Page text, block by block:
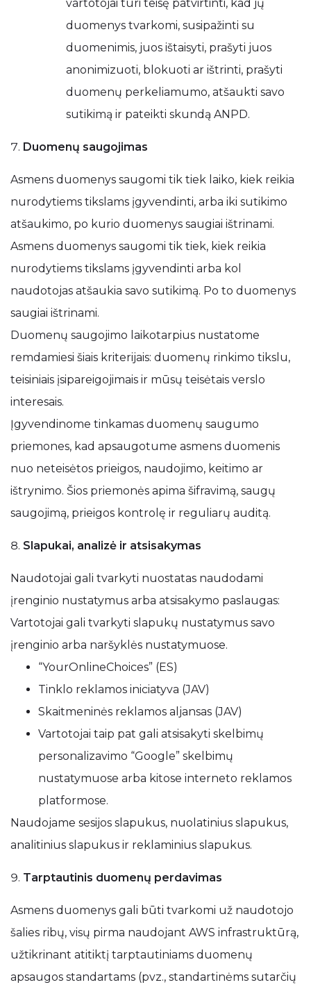
vartotojai turi teisę patvirtinti, kad jų
duomenys tvarkomi, susipažinti su
duomenimis, juos ištaisyti, prašyti juos
anonimizuoti, blokuoti ar ištrinti, prašyti
duomenų perkeliamumo, atšaukti savo
sutikimą ir pateikti skundą ANPD.
Duomenų saugojimas
Asmens duomenys saugomi tik tiek laiko, kiek reikia
nurodytiems tikslams įgyvendinti, arba iki sutikimo
atšaukimo, po kurio duomenys saugiai ištrinami.
Asmens duomenys saugomi tik tiek, kiek reikia
nurodytiems tikslams įgyvendinti arba kol
naudotojas atšaukia savo sutikimą. Po to duomenys
saugiai ištrinami.
Duomenų saugojimo laikotarpius nustatome
remdamiesi šiais kriterijais: duomenų rinkimo tikslu,
teisiniais įsipareigojimais ir mūsų teisėtais verslo
interesais.
Įgyvendinome tinkamas duomenų saugumo
priemones, kad apsaugotume asmens duomenis
nuo neteisėtos prieigos, naudojimo, keitimo ar
ištrynimo. Šios priemonės apima šifravimą, saugų
saugojimą, prieigos kontrolę ir reguliarų auditą.
Slapukai, analizė ir atsisakymas
Naudotojai gali tvarkyti nuostatas naudodami
įrenginio nustatymus arba atsisakymo paslaugas:
Vartotojai gali tvarkyti slapukų nustatymus savo
įrenginio arba naršyklės nustatymuose.
“YourOnlineChoices” (ES)
Tinklo reklamos iniciatyva (JAV)
Skaitmeninės reklamos aljansas (JAV)
Vartotojai taip pat gali atsisakyti skelbimų
personalizavimo “Google” skelbimų
nustatymuose arba kitose interneto reklamos
platformose.
Naudojame sesijos slapukus, nuolatinius slapukus,
analitinius slapukus ir reklaminius slapukus.
Tarptautinis duomenų perdavimas
Asmens duomenys gali būti tvarkomi už naudotojo
šalies ribų, visų pirma naudojant AWS infrastruktūrą,
užtikrinant atitiktį tarptautiniams duomenų
apsaugos standartams (pvz., standartinėms sutarčių